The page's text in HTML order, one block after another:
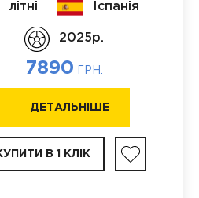
літні Іспанія
2025p.
7890 ГРН.
ДЕТАЛЬНІШЕ
В 1 КЛІК